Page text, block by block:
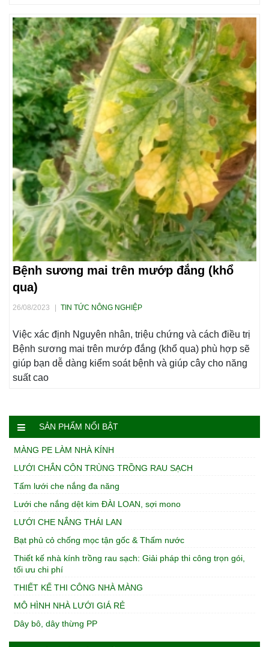
Bệnh sương mai trên mướp đắng (khổ
qua)
26/08/2023 TIN TỨC NÔNG NGHIỆP
Việc xác định Nguyên nhân, triệu chứng và cách điều trị
Bệnh sương mai trên mướp đắng (khổ qua) phù hợp sẽ
giúp bạn dễ dàng kiểm soát bệnh và giúp cây cho năng
suất cao
SẢN PHẨM NỔI BẬT
MÀNG PE LÀM NHÀ KÍNH
LƯỚI CHẮN CÔN TRÙNG TRỒNG RAU SẠCH
Tấm lưới che nắng đa năng
Lưới che nắng dệt kim ĐÀI LOAN, sợi mono
LƯỚI CHE NẮNG THÁI LAN
Bạt phủ cỏ chống mọc tận gốc & Thấm nước
Thiết kế nhà kính trồng rau sạch: Giải pháp thi công trọn gói,
tối ưu chi phí
THIẾT KẾ THI CÔNG NHÀ MÀNG
MÔ HÌNH NHÀ LƯỚI GIÁ RẺ
Dây bô, dây thừng PP